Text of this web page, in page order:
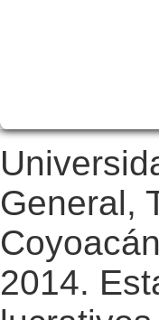
General,
2014.